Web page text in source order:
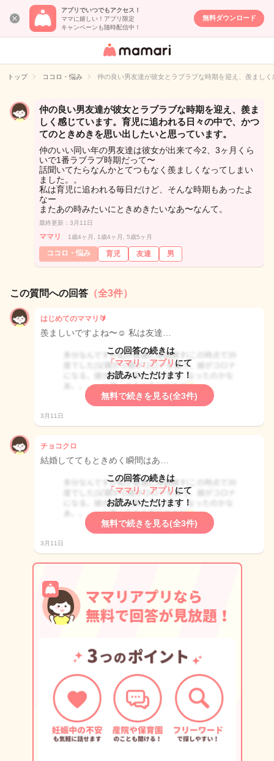
アプリでいつでもアクセス！
ママに嬉しい！アプリ限定
キャンペーンも随時配信中！
無料ダウンロード
女性専用匿名QA
イト
トップ ココロ・悩み 仲の良い男友達が彼女とラブラブな時期を迎え、羨まし
仲の良い男友達が彼女とラブラブな時期を迎え、羨ま
しく感じています。育児に追われる日々の中で、かつ
てのときめきを思い出したいと思っています。
仲のいい同い年の男友達は彼女が出来て今2、3ヶ月くら
いで1番ラブラブ時期だって〜
話聞いてたらなんかとてつもなく羨ましくなってしまい
ました。。
私は育児に追われる毎日だけど、そんな時期もあったよ
なー
またあの時みたいにときめきたいなあ〜なんて。
最終更新：3月11日
ママリ 1歳4ヶ月, 1歳4ヶ月, 5歳5ヶ月
ココロ・悩み 育児 友達 男
この質問への回答 （全3件）
はじめてのママリ🔰
羨ましいですよね〜☺️ 私は友達…
この回答の続きは
「ママリ」アプリ にて
お読みいただけます！
無料で続きを見る(全3件)
3月11日
チョコクロ
結婚しててもときめく瞬間はあ…
この回答の続きは
「ママリ」アプリ にて
お読みいただけます！
無料で続きを見る(全3件)
3月11日